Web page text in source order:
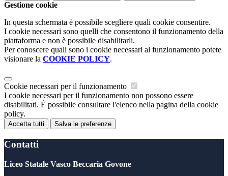
Gestione cookie
In questa schermata è possibile scegliere quali cookie consentire.
I cookie necessari sono quelli che consentono il funzionamento della
piattaforma e non è possibile disabilitarli.
Per conoscere quali sono i cookie necessari al funzionamento potete
visionare la COOKIE POLICY.
Cookie necessari per il funzionamento
I cookie necessari per il funzionamento non possono essere
disabilitati. È possibile consultare l'elenco nella pagina della cookie
policy.
Accetta tutti Salva le preferenze
Contatti
Liceo Statale Vasco Beccaria Govone